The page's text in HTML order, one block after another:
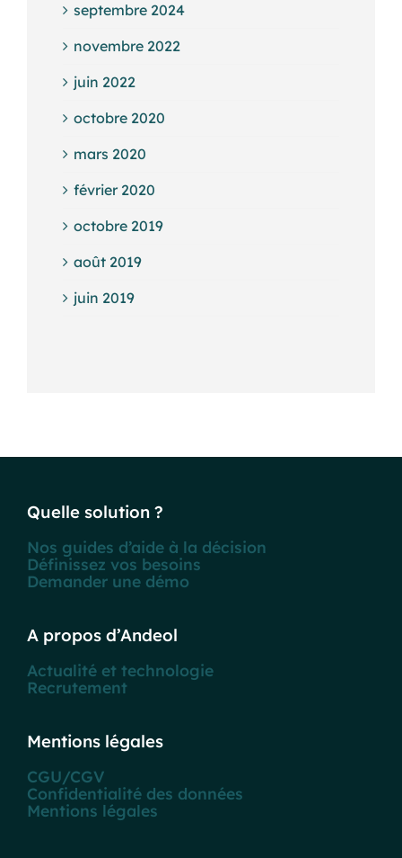
septembre 2024
novembre 2022
juin 2022
octobre 2020
mars 2020
février 2020
octobre 2019
août 2019
juin 2019
Quelle solution ?
Nos guides d’aide à la décision
Définissez vos besoins
Demander une démo
A propos d’Andeol
Actualité et technologie
Recrutement
Mentions légales
CGU/CGV
Confidentialité des données
Mentions légales